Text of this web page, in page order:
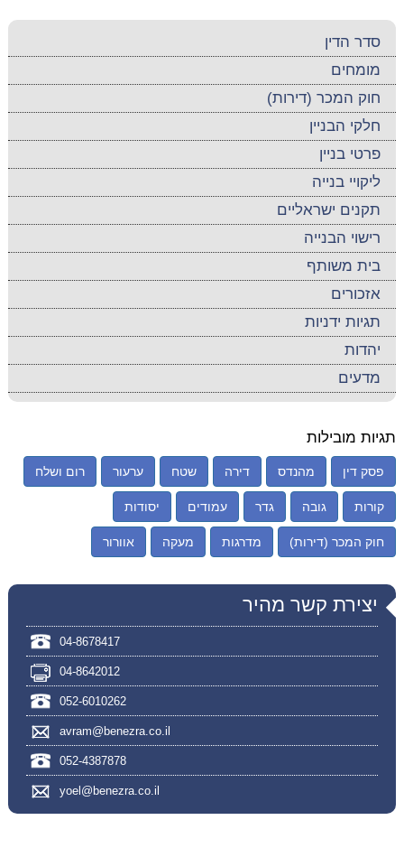
סדר הדין
מומחים
חוק המכר (דירות)
חלקי הבניין
פרטי בניין
ליקויי בנייה
תקנים ישראליים
רישוי הבנייה
בית משותף
אזכורים
תגיות ידניות
יהדות
מדעים
תגיות מובילות
פסק דין מהנדס דירה שטח ערעור רום ושלח
קורות גובה גדר עמודים יסודות
חוק המכר (דירות) מדרגות מעקה אוורור
יצירת קשר מהיר
04-8678417
04-8642012
052-6010262
avram@benezra.co.il
052-4387878
yoel@benezra.co.il